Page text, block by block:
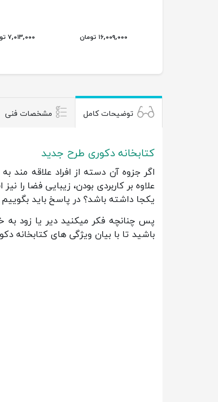
۱۶,۰۰۹,۰۰۰ تومان ۷,۰۱۳,۰۰۰ تومان
توضیحات کامل مشخصات فنی
کتابخانه دکوری طرح جدید
اگر جزوه آن دسته از افراد علاقه
علاوه بر کاربردی بودن، زیبایی فضا
یکجا داشته باشد؟ در پاسخ باید
پس چنانچه فکر میکنید دیر یا زود به
باشید تا با بیان ویژگی های کتابخانه